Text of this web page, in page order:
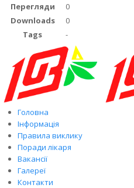
Перегляди
0
Downloads
0
Tags
-
Головна
Інформація
Правила виклику
Поради лікаря
Вакансії
Галереї
Контакти